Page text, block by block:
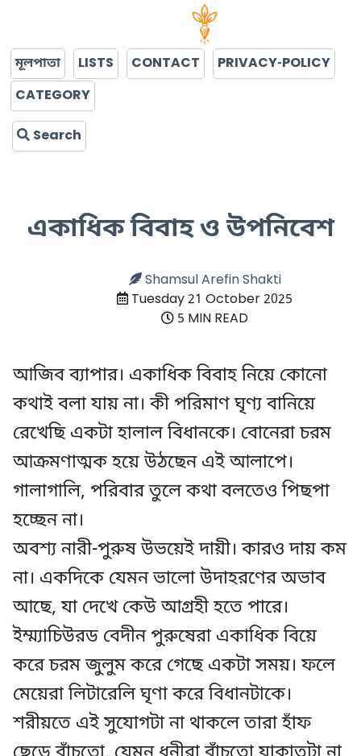
মূলপাতা LISTS CONTACT
PRIVACY-POLICY
CATEGORY
Search
একাধিক বিবাহ ও উপনিবেশ
Shamsul Arefin Shakti
Tuesday 21 October 2025
5 MIN READ
আজিব ব্যাপার। একাধিক বিবাহ নিয়ে কোনো
কথাই বলা যায় না। কী পরিমাণ ঘৃণ্য বানিয়ে
রেখেছি একটা হালাল বিধানকে। বোনেরা চরম
আক্রমণাত্মক হয়ে উঠছেন এই আলাপে।
গালাগালি, পরিবার তুলে কথা বলতেও পিছপা
হচ্ছেন না।
অবশ্য নারী-পুরুষ উভয়েই দায়ী। কারও দায় কম
না। একদিকে যেমন ভালো উদাহরণের অভাব
আছে, যা দেখে কেউ আগ্রহী হতে পারে।
ইম্ম্যাচিউরড বেদীন পুরুষেরা একাধিক বিয়ে
করে চরম জুলুম করে গেছে একটা সময়। ফলে
মেয়েরা লিটারেলি ঘৃণা করে বিধানটাকে।
শরীয়তে এই সুযোগটা না থাকলে তারা হাঁফ